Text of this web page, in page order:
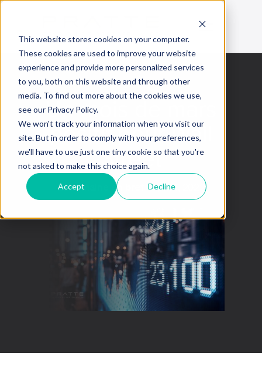
This website stores cookies on your computer.
These cookies are used to improve your website
experience and provide more personalized services
to you, both on this website and through other
media. To find out more about the cookies we use,
see our Privacy Policy.
We won't track your information when you visit our
site. But in order to comply with your preferences,
we'll have to use just one tiny cookie so that you're
not asked to make this choice again.
Accept Decline
Un mois de mars
positif pour Wall
Street
La semaine en bref April 1, 2022